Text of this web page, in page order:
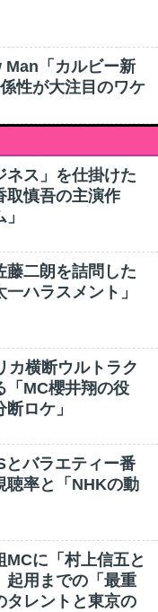
「カルビー新
性が大注目のワケ
ネス」を仕掛けた
取慎吾の主演作
藤二朗を詰問した
ハラスメント」
カ横断ウルトラク
「MC櫻井翔の役
ロケ」
バラエティー番
聴率と「NHKの動
MCに「村上信五と
起用までの「最重
タレントと東京の